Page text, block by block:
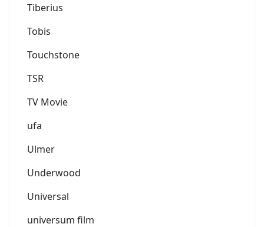
Tiberius
Tobis
Touchstone
TSR
TV Movie
ufa
Ulmer
Underwood
Universal
universum film